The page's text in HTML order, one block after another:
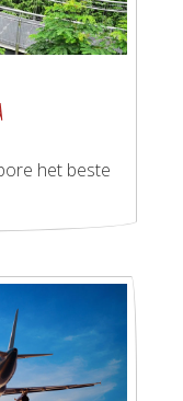
het beste